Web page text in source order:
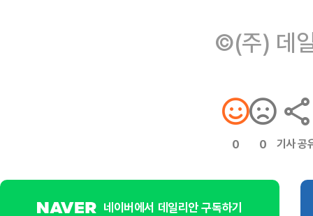
©(주) 데
0 0 기사 공
네이버에서 데일리안 구독하기